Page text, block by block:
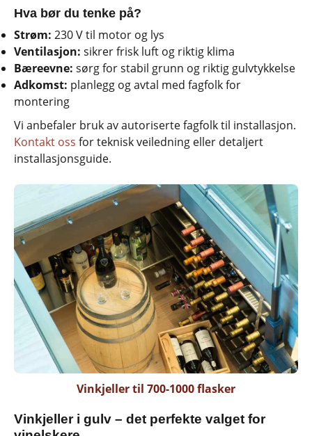
Hva bør du tenke på?
Strøm: 230 V til motor og lys
Ventilasjon: sikrer frisk luft og riktig klima
Bæreevne: sørg for stabil grunn og riktig gulvtykkelse
Adkomst: planlegg og avtal med fagfolk for
montering
Vi anbefaler bruk av autoriserte fagfolk til installasjon.
Kontakt oss for teknisk veiledning eller detaljert
installasjonsguide.
Vinkjeller til 700-1000 flasker
Vinkjeller i gulv – det perfekte valget for